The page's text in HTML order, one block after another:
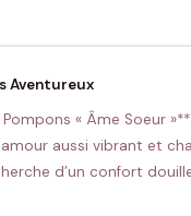
Aventureux
« Âme Soeur
aussi vibrant et
d’un confort